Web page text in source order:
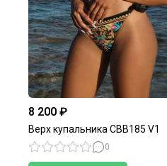
8 200 ₽
Верх купальника CBB185 V1
0